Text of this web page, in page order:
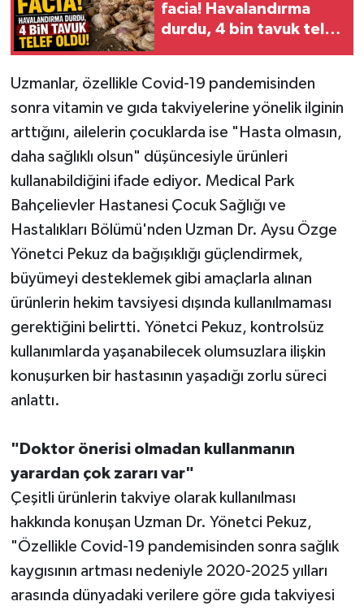
facia! Havalandırma
durdu, 4 bin tavuk telef
Uzmanlar, özellikle Covid-19 pandemisinden
sonra vitamin ve gıda takviyelerine yönelik ilginin
arttığını, ailelerin çocuklarda ise "Hasta olmasın,
daha sağlıklı olsun" düşüncesiyle ürünleri
kullanabildiğini ifade ediyor. Medical Park
Bahçelievler Hastanesi Çocuk Sağlığı ve
Hastalıkları Bölümü'nden Uzman Dr. Aysu Özge
Yönetci Pekuz da bağışıklığı güçlendirmek,
büyümeyi desteklemek gibi amaçlarla alınan
ürünlerin hekim tavsiyesi dışında kullanılmaması
gerektiğini belirtti. Yönetci Pekuz, kontrolsüz
kullanımlarda yaşanabilecek olumsuzlara ilişkin
konuşurken bir hastasının yaşadığı zorlu süreci
anlattı.
"Doktor önerisi olmadan kullanmanın
yarardan çok zararı var"
Çeşitli ürünlerin takviye olarak kullanılması
hakkında konuşan Uzman Dr. Yönetci Pekuz,
"Özellikle Covid-19 pandemisinden sonra sağlık
kaygısının artması nedeniyle 2020-2025 yılları
arasında dünyadaki verilere göre gıda takviyesi